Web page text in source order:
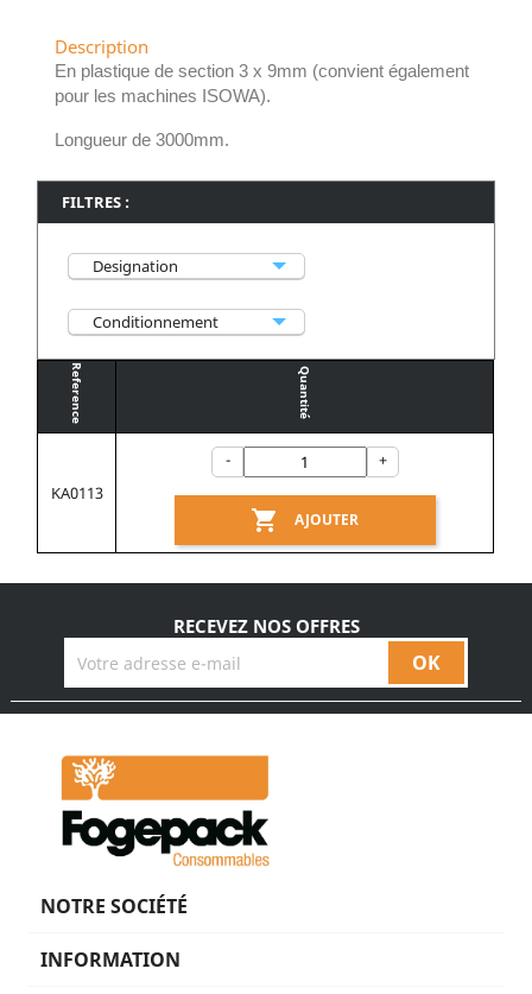
Description
En plastique de section 3 x 9mm (convient également
pour les machines ISOWA).
Longueur de 3000mm.
Designation
Conditionnement
Reference Quantité
KA0113
- +
 AJOUTER
RECEVEZ NOS OFFRES
NOTRE SOCIÉTÉ
INFORMATION